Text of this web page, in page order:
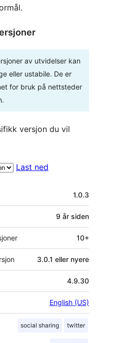
av utvidelser kan
eller ustabile. De er
for bruk på nettsteder
versjon du vil
Last ned
1.0.3
9 år siden
10+
3.0.1 eller nyere
4.9.30
English (US)
social sharing twitter